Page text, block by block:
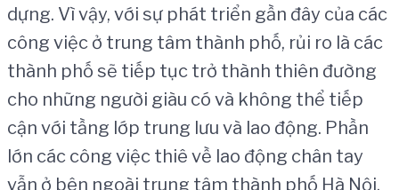
dựng. Vì vậy, với sự phát triển gần đây của các
công việc ở trung tâm thành phố, rủi ro là các
thành phố sẽ tiếp tục trở thành thiên đường
cho những người giàu có và không thể tiếp
cận với tầng lớp trung lưu và lao động. Phần
lớn các công việc thiê về lao động chân tay
vẫn ở bên ngoài trung tâm thành phố Hà Nội.